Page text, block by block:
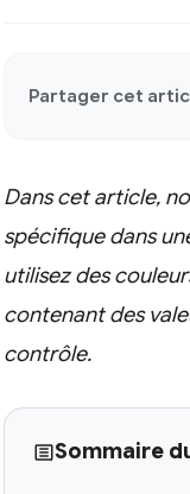
Partager cet
Dans cet article,
spécifique dans
utilisez des
contenant des
contrôle.
Sommaire